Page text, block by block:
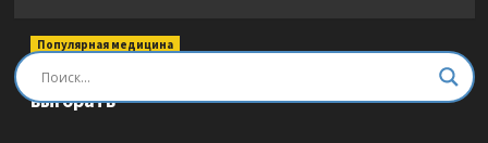
Популярная медицина
Быть врачом. Как помогать, развиваться и не
выгорать